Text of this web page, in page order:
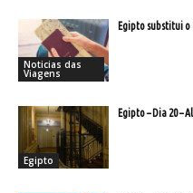
Noticias das
Viagens
Egipto substitui
Egipto
Egipto – Dia 20 –